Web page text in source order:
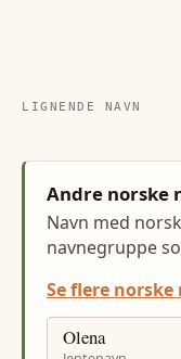
LIGNENDE NAVN
Andre norske
Navn med
navnegruppe
Se flere norske
Olena